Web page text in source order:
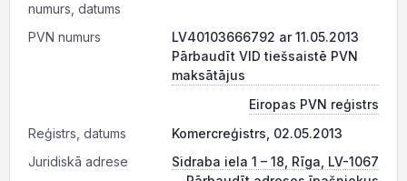
numurs, datums
PVN numurs
LV40103666792 ar 11.05.2013
Pārbaudīt VID tiešsaistē PVN
maksātājus
Eiropas PVN reģistrs
Reģistrs, datums
Komercreģistrs, 02.05.2013
Juridiskā adrese
Sidraba iela 1 – 18, Rīga, LV-1067